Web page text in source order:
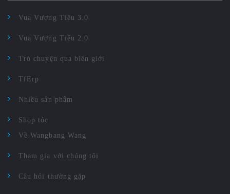
Vua Vượng Tiêu 3.0
Vua Vượng Tiêu 2.0
Trò chuyện qua biên giới
TfErp
Nhiều sản phẩm
Shop tóc
Về Wangbang Wang
Tham gia với chúng tôi
Câu hỏi thường gặp